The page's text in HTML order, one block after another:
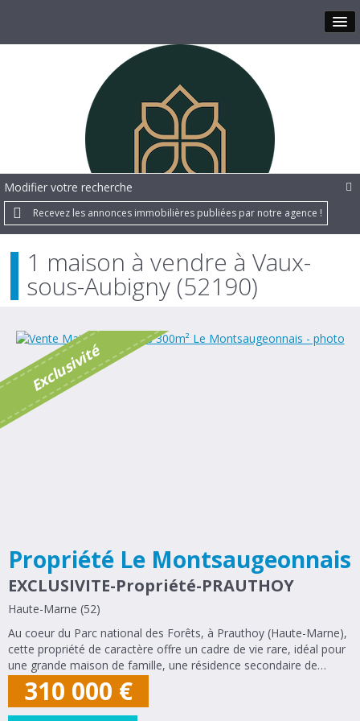
Modifier votre recherche
Recevez les annonces immobilières publiées par notre agence !
1 maison à vendre à Vaux-
sous-Aubigny (52190)
E
x
c
l
u
s
i
v
i
t
é
Propriété Le Montsaugeonnais
EXCLUSIVITE-Propriété-PRAUTHOY
Haute-Marne (52)
Au coeur du Parc national des Forêts, à Prauthoy (Haute-Marne),
cette propriété de caractère offre un cadre de vie rare, idéal pour
une grande maison de famille, une résidence secondaire de
charme ou un lieu de vacances au vert. Située à seulement 20
minutes de...
310 000 €